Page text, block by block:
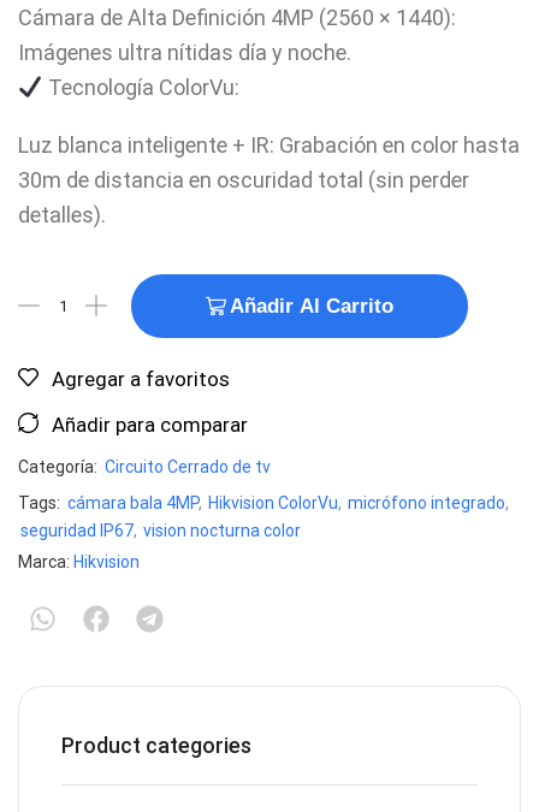
Cámara de Alta Definición 4MP (2560 × 1440):
Imágenes ultra nítidas día y noche.
Tecnología ColorVu:
Luz blanca inteligente + IR: Grabación en color hasta
30m de distancia en oscuridad total (sin perder
detalles).
Añadir Al Carrito
Agregar a favoritos
Añadir para comparar
Categoría: Circuito Cerrado de tv
Tags: cámara bala 4MP, Hikvision ColorVu, micrófono integrado,
seguridad IP67, vision nocturna color
Marca: Hikvision
Product categories